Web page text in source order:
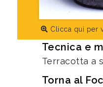
Clicca qui per
Tecnica e
Terracotta a
Torna al